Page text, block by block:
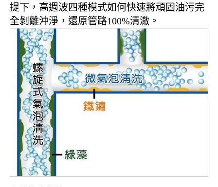
提下，高週波四種模式如何快速將頑固油污完
全剝離沖淨，還原管路100%清澈。